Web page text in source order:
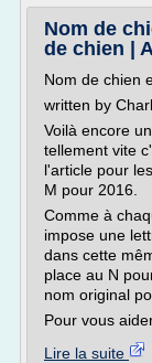
Nom de
de chien |
Nom de chien
written by
Voilà encore
tellement vite
l'article pour
M pour 2016.
Comme à
impose une
dans cette
place au N
nom original
Pour vous
Lire la suite